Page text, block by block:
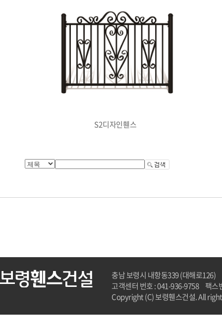
S2디자인휀스
충남 보령시 내항동339 (대해로126)
고객센터 번호 : 041-936-9758 팩스
Copyright (C) 보령휀스건설. All